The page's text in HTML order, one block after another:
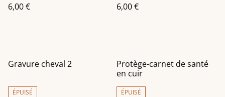
6,00 € 6,00 €
Gravure cheval 2
ÉPUISÉ
Protège-carnet de santé
en cuir
ÉPUISÉ